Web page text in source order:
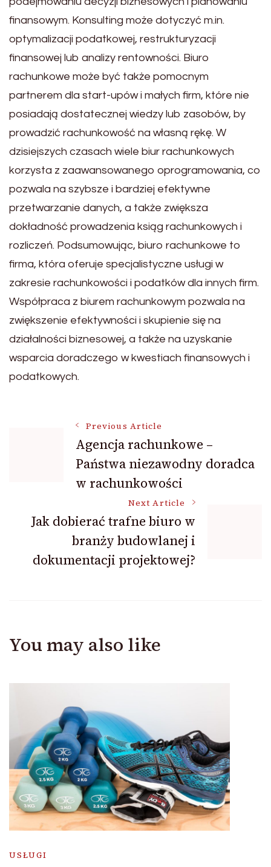
finansowym. Konsulting może dotyczyć m.in.
optymalizacji podatkowej, restrukturyzacji
finansowej lub analizy rentowności. Biuro
rachunkowe może być także pomocnym
partnerem dla start-upów i małych firm, które nie
posiadają dostatecznej wiedzy lub zasobów, by
prowadzić rachunkowość na własną rękę. W
dzisiejszych czasach wiele biur rachunkowych
korzysta z zaawansowanego oprogramowania, co
pozwala na szybsze i bardziej efektywne
przetwarzanie danych, a także zwiększa
dokładność prowadzenia ksiąg rachunkowych i
rozliczeń. Podsumowując, biuro rachunkowe to
firma, która oferuje specjalistyczne usługi w
zakresie rachunkowości i podatków dla innych firm.
Współpraca z biurem rachunkowym pozwala na
zwiększenie efektywności i skupienie się na
działalności biznesowej, a także na uzyskanie
wsparcia doradczego w kwestiach finansowych i
podatkowych.
Navigation
Previous Article
Agencja rachunkowe –
Państwa niezawodny doradca
w rachunkowości
Next Article
Jak dobierać trafne biuro w
branży budowlanej i
dokumentacji projektowej?
You may also like
USŁUGI